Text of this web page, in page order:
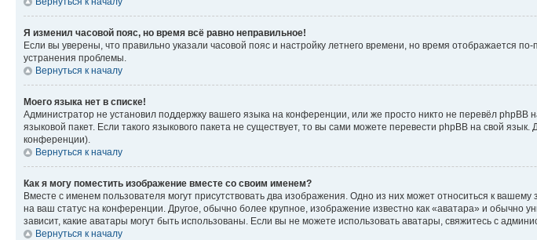
Я изменил часовой пояс, но время всё равно неправильное!
Если вы уверены, что правильно указали часовой пояс и настройку летнего времени, но время отображается
устранения проблемы.
Вернуться к началу
Моего языка нет в списке!
Администратор не установил поддержку вашего языка на конференции, или же просто никто не перевёл
языковой пакет. Если такого языкового пакета не существует, то вы сами можете перевести phpBB на свой
конференции).
Вернуться к началу
Как я могу поместить изображение вместе со своим именем?
Вместе с именем пользователя могут присутствовать два изображения. Одно из них может относиться к
на ваш статус на конференции. Другое, обычно более крупное, изображение известно как «аватара» и обычно
зависит, какие аватары могут быть использованы. Если вы не можете использовать аватары, свяжитесь с
Вернуться к началу